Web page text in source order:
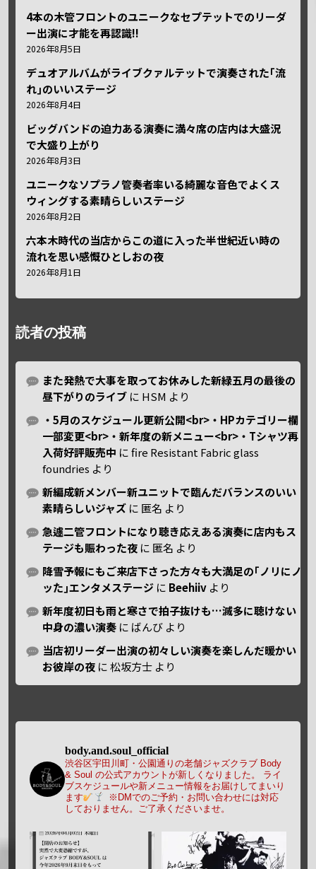
4本の木管フロントのユニークなセプテットでのリーダ
ー出演に才能を再認識!!
2026年8月5日
デュオアルバムがライブクァルテットで演奏された｢流
れ｣のいいステージ
2026年8月4日
ビッグバンドの迫力ある演奏に満々席の店内は大盛況
で大盛り上がり
2026年8月3日
ユニークなソプラノ管奏者率いる綺麗な音色でよくス
ウィングする素晴らしいステージ
2026年8月2日
六本木時代の当店からこの道に入った半世紀近い時の
流れを思い感慨ひとしおの夜
2026年8月1日
読者の投稿
また発熱で大事を取ってお休みした新緑五月の最後の
昼下がりのライブ に HSM より
・5月のスケジュール更新公開<br>・HPカテゴリー欄
一部変更<br>・新年度の新メニュー<br>・Tシャツ再
入荷好評販売中 にfire Resistant Fabric glass
foundries より
新編成新メンバー新ユニットで臨んだバランスのいい
素晴らしいジャズ に 匿名 より
急遽二管フロントになり聴き応えある演奏に店内もス
テージも賑わった夜 に 匿名 より
降雪予報にもご来店下さった方々も大満足の｢ノリにノ
ッた｣エンタメステージ に Beehiiv より
新年度初日も雨と寒さで拍子抜けも…滅多に聴けない
中身の濃い演奏 に ばんび より
当店初リーダー出演の初々しい演奏を楽しんだ暖かい
お彼岸の夜 に松坂方士 より
body.and.soul_official
渋谷区宇田川町・公園通りの老舗ジャズクラブ Body
& Soul の公式アカウントが新しくなりました。
ライ
ブスケジュールや新メニュー情報をお届けしてまいり
ます
※DMでのご予約・お問い合わせには対応
しておりません。ご了承くださいませ。